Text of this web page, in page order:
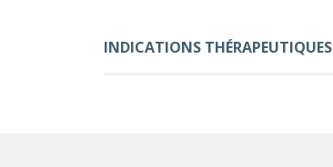
INDICATIONS THÉRAPEUTIQUES